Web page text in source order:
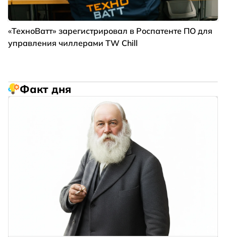
«ТехноВатт» зарегистрировал в Роспатенте ПО для
управления чиллерами TW Chill
Факт дня